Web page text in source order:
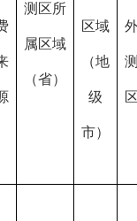
测区所
属区域
（省）
区域
（地
级
市）